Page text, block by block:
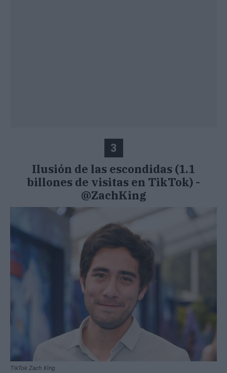
3
Ilusión de las escondidas (1.1
billones de visitas en TikTok) -
@ZachKing
TikTok Zach King